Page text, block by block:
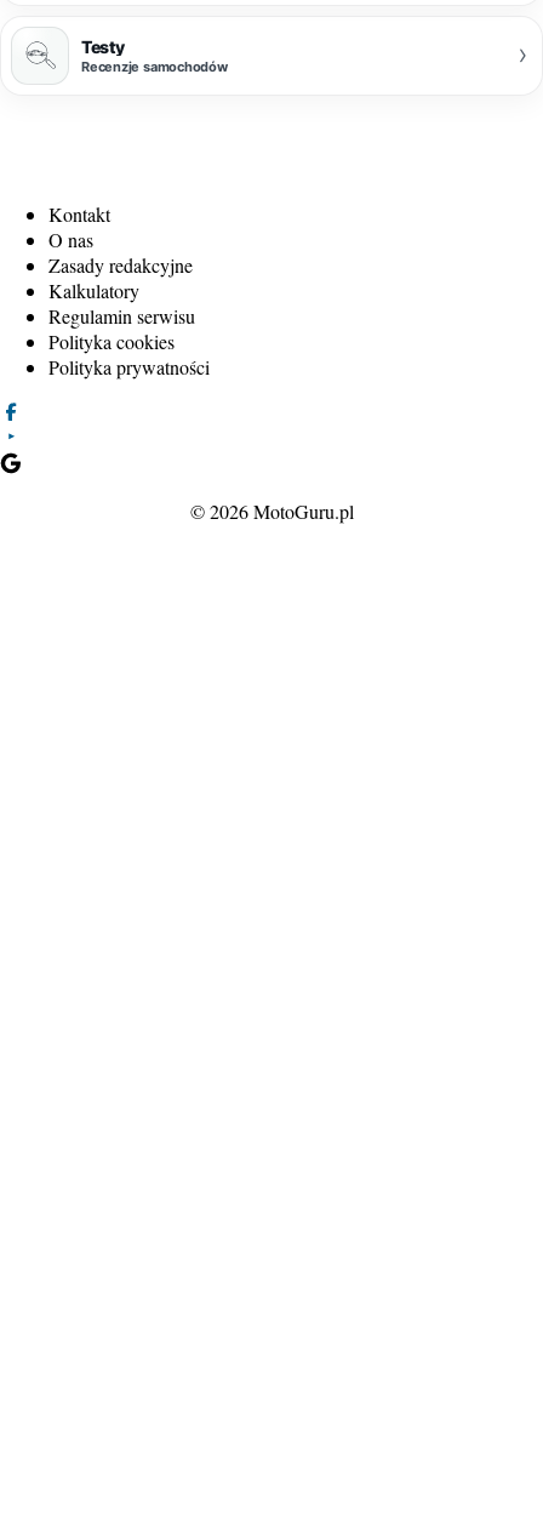
Testy
Recenzje samochodów ›
Kontakt
O nas
Zasady redakcyjne
Kalkulatory
Regulamin serwisu
Polityka cookies
Polityka prywatności
© 2026 MotoGuru.pl